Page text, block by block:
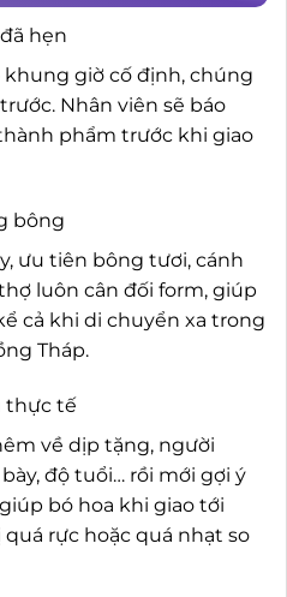
hẹn
khung giờ cố định, chúng
Nhân viên sẽ báo
phẩm trước khi giao
bông
ưu tiên bông tươi, cánh
luôn cân đối form, giúp
cả khi di chuyển xa trong
Tháp.
thực tế
về dịp tặng, người
độ tuổi… rồi mới gợi ý
bó hoa khi giao tới
rực hoặc quá nhạt so